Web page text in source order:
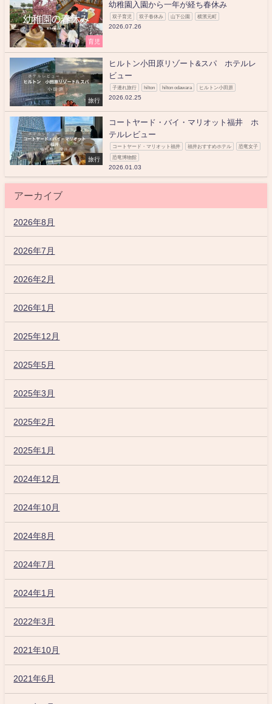
育児
幼稚園入園から一年が経ち春休み
双子育児 双子春休み 山下公園 横濱元町
2026.07.26
旅行
ヒルトン小田原リゾート&スパ ホテルレ
ビュー
子連れ旅行 hilton hilton odawara ヒルトン小田原
2026.02.25
旅行
コートヤード・バイ・マリオット福井 ホ
テルレビュー
コートヤード・マリオット福井 福井おすすめホテル 恐竜女子
恐竜博物館
2026.01.03
アーカイブ
2026年8月
2026年7月
2026年2月
2026年1月
2025年12月
2025年5月
2025年3月
2025年2月
2025年1月
2024年12月
2024年10月
2024年8月
2024年7月
2024年1月
2022年3月
2021年10月
2021年6月